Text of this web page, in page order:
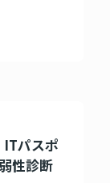
パスポ
性診断